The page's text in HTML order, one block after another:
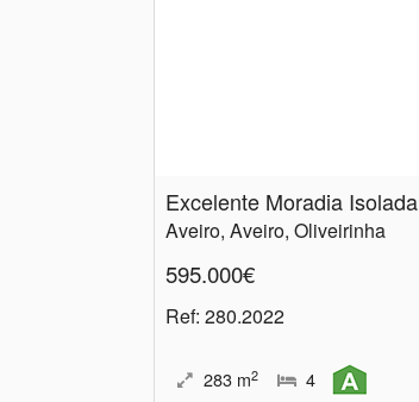
Excelente Moradia Isolada
Aveiro, Aveiro, Oliveirinha
595.000€
Ref: 280.2022
283 m2 4